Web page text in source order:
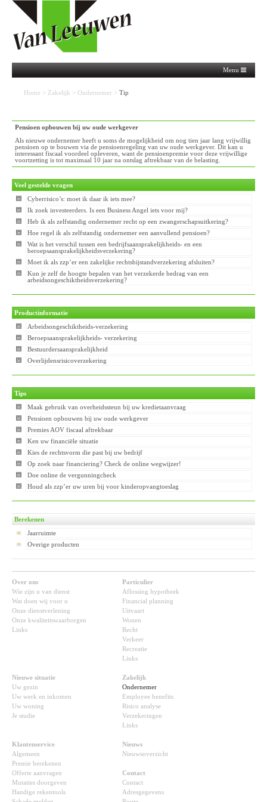
Menu
Home > Zakelijk > Ondernemer > Tip
Pensioen opbouwen bij uw oude werkgever
Als nieuwe ondernemer heeft u soms de mogelijkheid om nog tien jaar lang vrijwillig
pensioen op te bouwen via de pensioenregeling van uw oude werkgever. Dit kan u
interessant fiscaal voordeel opleveren, want de pensioenpremie voor deze vrijwillige
voortzetting is tot maximaal 10 jaar na ontslag aftrekbaar van de belasting.
Veel gestelde vragen
Cyberrisico’s: moet ik daar ik iets mee?
Ik zoek investeerders. Is een Business Angel iets voor mij?
Heb ik als zelfstandig ondernemer recht op een zwangerschapsuitkering?
Hoe regel ik als zelfstandig ondernemer een aanvullend pensioen?
Wat is het verschil tussen een bedrijfsaansprakelijkheids- en een
beroepsaansprakelijkheidsverzekering?
Moet ik als zzp’er een zakelijke rechtsbijstandverzekering afsluiten?
Kun je zelf de hoogte bepalen van het verzekerde bedrag van een
arbeidsongeschiktheidsverzekering?
Productinformatie
Arbeidsongeschiktheids-verzekering
Beroepsaansprakelijkheids- verzekering
Bestuurdersaansprakelijkheid
Overlijdensrisicoverzekering
Tips
Maak gebruik van overheidssteun bij uw kredietaanvraag
Pensioen opbouwen bij uw oude werkgever
Premies AOV fiscaal aftrekbaar
Ken uw financiële situatie
Kies de rechtsvorm die past bij uw bedrijf
Op zoek naar financiering? Check de online wegwijzer!
Doe online de vergunningcheck
Houd als zzp’er uw uren bij voor kinderopvangtoeslag
Berekenen
Jaarruimte
Overige producten
Over ons
Wie zijn u van dienst
Wat doen wij voor u
Onze dienstverlening
Onze kwaliteitswaarborgen
Links
Particulier
Aflossing hypotheek
Financial planning
Uitvaart
Wonen
Recht
Verkeer
Recreatie
Links
Nieuwe situatie
Uw gezin
Uw werk en inkomen
Uw woning
Je studie
Zakelijk
Ondernemer
Employee benefits
Risico analyse
Verzekeringen
Links
Klantenservice
Algemeen
Premie berekenen
Offerte aanvragen
Mutaties doorgeven
Handige rekentools
Nieuws
Nieuwsoverzicht
Contact
Contact
Adresgegevens